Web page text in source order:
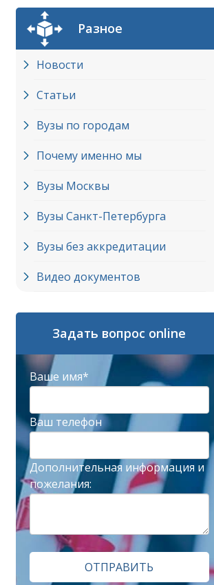
Разное
Новости
Статьи
Вузы по городам
Почему именно мы
Вузы Москвы
Вузы Cанкт-Петербурга
Вузы без аккредитации
Видео документов
Задать вопрос online
Ваше имя*
Ваш телефон
Дополнительная информация и
пожелания:
ОТПРАВИТЬ